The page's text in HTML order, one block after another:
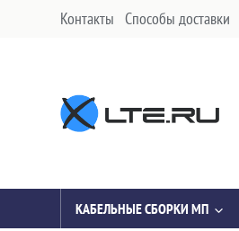
Контакты Способы доставки
КАБЕЛЬНЫЕ СБОРКИ МП